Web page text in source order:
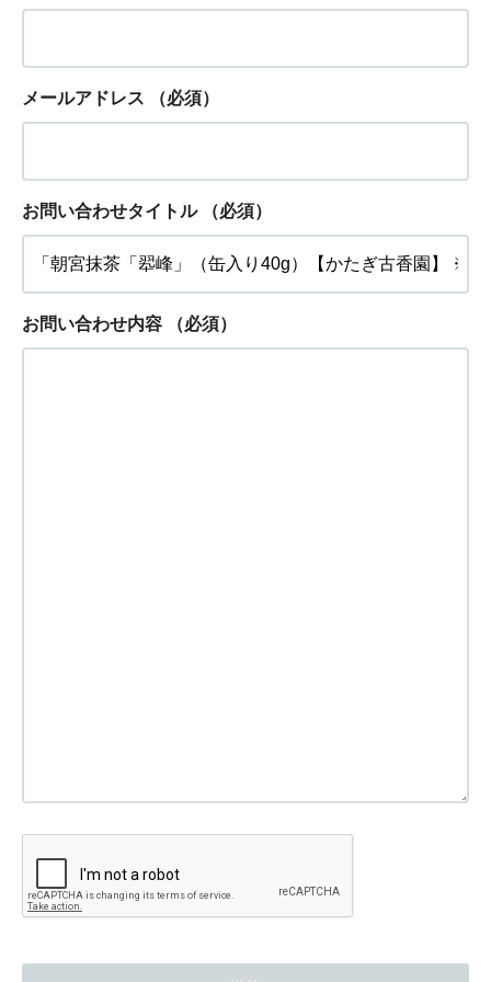
メールアドレス （必須）
お問い合わせタイトル （必須）
お問い合わせ内容 （必須）